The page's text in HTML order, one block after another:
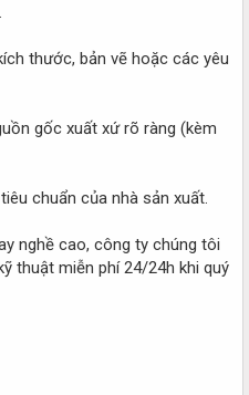
thước, bản vẽ hoặc các yêu
gốc xuất xứ rõ ràng (kèm
chuẩn của nhà sản xuất.
nghề cao, công ty chúng tôi
thuật miễn phí 24/24h khi quý